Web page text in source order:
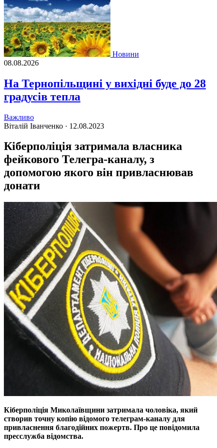
Новини
08.08.2026
На Тернопільщині у вихідні буде до 28
градусів тепла
Важливо
Віталій Іванченко · 12.08.2023
Кіберполіція затримала власника
фейкового Телегра-каналу, з
допомогою якого він привласнював
донати
Кіберполіція Миколaївщини затримала чоловіка, який
створив точну копію відомого телегрaм-кaнaлу для
привлaснення блaгодійних пожертв. Про це повідомила
пресслужба відомства.